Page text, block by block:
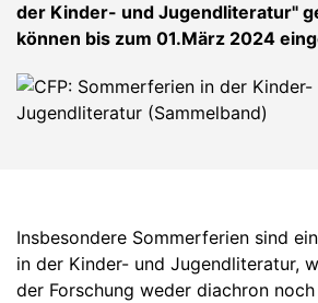
der Kinder- und Jugendliteratur"
können bis zum 01.März 2024
Insbesondere Sommerferien sind
in der Kinder- und Jugendliteratur,
der Forschung weder diachron